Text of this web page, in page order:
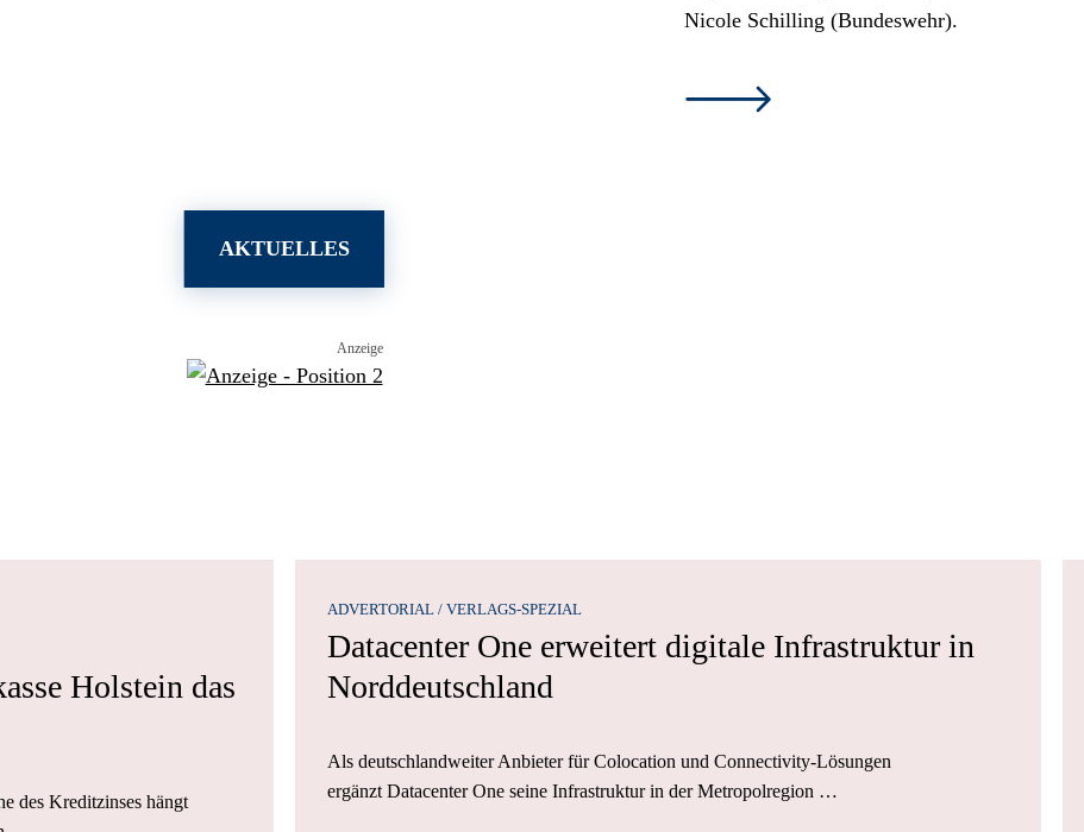
Nicole Schilling (Bundeswehr).
AKTUELLES
Holstein das
des Kreditzinses hängt
ADVERTORIAL / VERLAGS-SPEZIAL
Datacenter One erweitert digitale Infrastruktur in
Norddeutschland
Als deutschlandweiter Anbieter für Colocation und Connectivity-Lösungen
ergänzt Datacenter One seine Infrastruktur in der Metropolregion …